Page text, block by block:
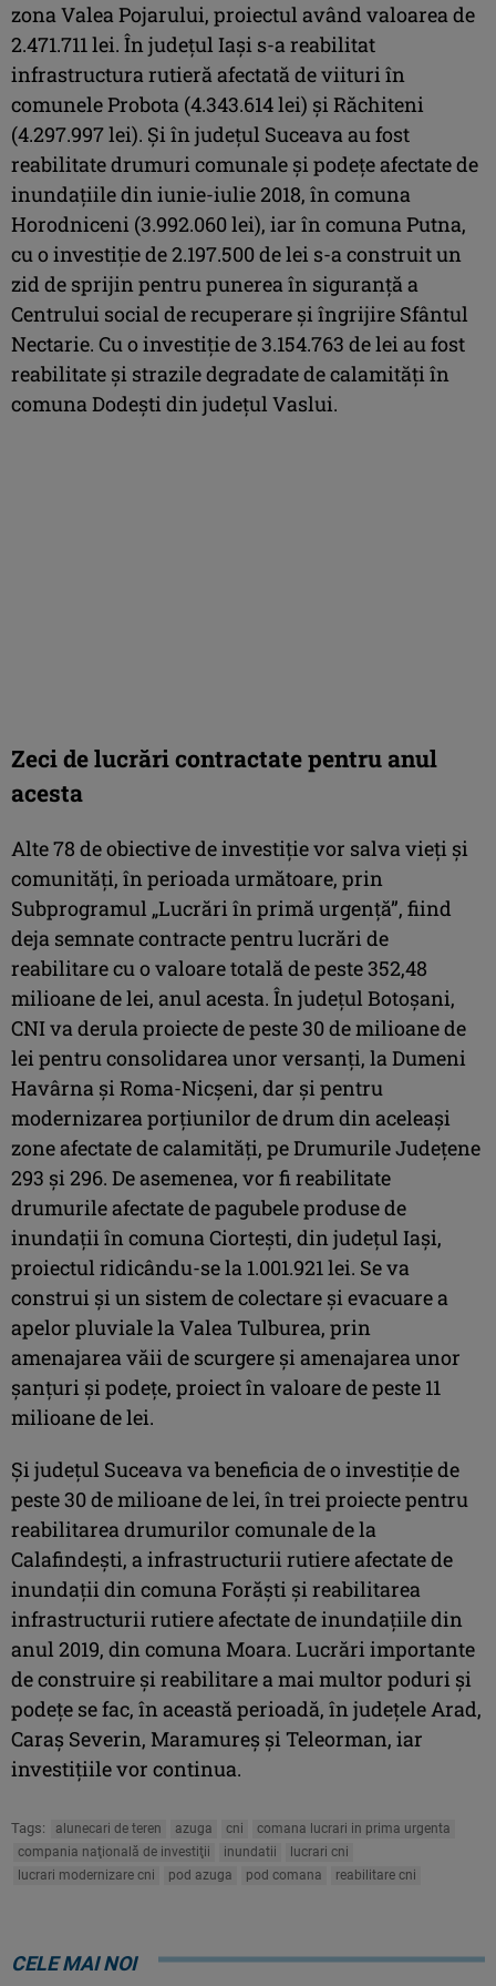
zona Valea Pojarului, proiectul având valoarea de
2.471.711 lei. În județul Iași s-a reabilitat
infrastructura rutieră afectată de viituri în
comunele Probota (4.343.614 lei) și Răchiteni
(4.297.997 lei). Și în județul Suceava au fost
reabilitate drumuri comunale și podețe afectate de
inundațiile din iunie-iulie 2018, în comuna
Horodniceni (3.992.060 lei), iar în comuna Putna,
cu o investiție de 2.197.500 de lei s-a construit un
zid de sprijin pentru punerea în siguranță a
Centrului social de recuperare și îngrijire Sfântul
Nectarie. Cu o investiție de 3.154.763 de lei au fost
reabilitate și strazile degradate de calamități în
comuna Dodești din județul Vaslui.
Zeci de lucrări contractate pentru anul
acesta
Alte 78 de obiective de investiție vor salva vieți și
comunități, în perioada următoare, prin
Subprogramul „Lucrări în primă urgență”, fiind
deja semnate contracte pentru lucrări de
reabilitare cu o valoare totală de peste 352,48
milioane de lei, anul acesta. În județul Botoșani,
CNI va derula proiecte de peste 30 de milioane de
lei pentru consolidarea unor versanți, la Dumeni
Havârna și Roma-Nicșeni, dar și pentru
modernizarea porțiunilor de drum din aceleași
zone afectate de calamități, pe Drumurile Județene
293 și 296. De asemenea, vor fi reabilitate
drumurile afectate de pagubele produse de
inundații în comuna Ciortești, din județul Iași,
proiectul ridicându-se la 1.001.921 lei. Se va
construi și un sistem de colectare și evacuare a
apelor pluviale la Valea Tulburea, prin
amenajarea văii de scurgere și amenajarea unor
șanțuri și podețe, proiect în valoare de peste 11
milioane de lei.
Și județul Suceava va beneficia de o investiție de
peste 30 de milioane de lei, în trei proiecte pentru
reabilitarea drumurilor comunale de la
Calafindești, a infrastructurii rutiere afectate de
inundaţii din comuna Forăşti și reabilitarea
infrastructurii rutiere afectate de inundațiile din
anul 2019, din comuna Moara. Lucrări importante
de construire și reabilitare a mai multor poduri și
podețe se fac, în această perioadă, în județele Arad,
Caraș Severin, Maramureș și Teleorman, iar
investițiile vor continua.
Tags: alunecari de teren azuga cni
comana lucrari in prima urgenta
compania naţională de investiţii
inundatii
lucrari cni
lucrari modernizare cni
pod azuga pod comana reabilitare cni
CELE MAI NOI